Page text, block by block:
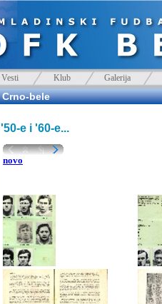
Vesti Klub Galerija
Crno-bele
'50-e i '60-e...
novo